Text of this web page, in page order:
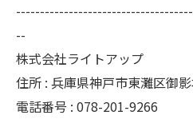
--
株式会社ライトアップ
住所 : 兵庫県神戸市東灘区御
電話番号 : 078-201-9266